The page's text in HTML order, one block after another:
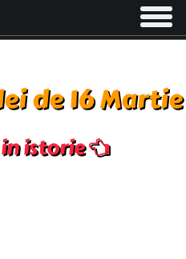
Toggle
de 16 Martie
istorie